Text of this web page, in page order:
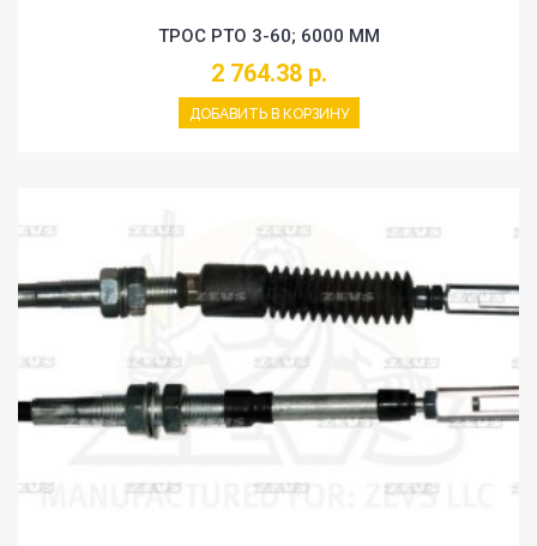
ТРОС PTO 3-60; 6000 MM
2 764.38 р.
ДОБАВИТЬ В КОРЗИНУ